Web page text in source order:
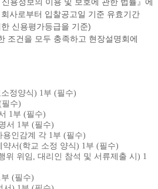
사로부터 입찰공고일 기준 유효기간
신용평가등급을 기준)
조건을 모두 충족하고 현장설명회에
정양식) 1부 (필수)
수)
1부 (필수)
서 1부 (필수)
인감계 각 1부 (필수)
서(학교 소정 양식) 1부 (필수)
위 위임, 대리인 참석 및 서류제출 시) 1
(필수)